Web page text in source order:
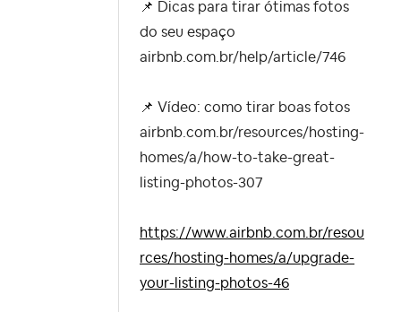
📌
Dicas para tirar ótimas fotos
do seu espaço
airbnb.com.br/help/article/746
📌 Vídeo: como tirar boas fotos
airbnb.com.br/resources/hosting-
homes/a/how-to-take-great-
listing-photos-307
https://www.airbnb.com.br/resou
rces/hosting-homes/a/upgrade-
your-listing-photos-46